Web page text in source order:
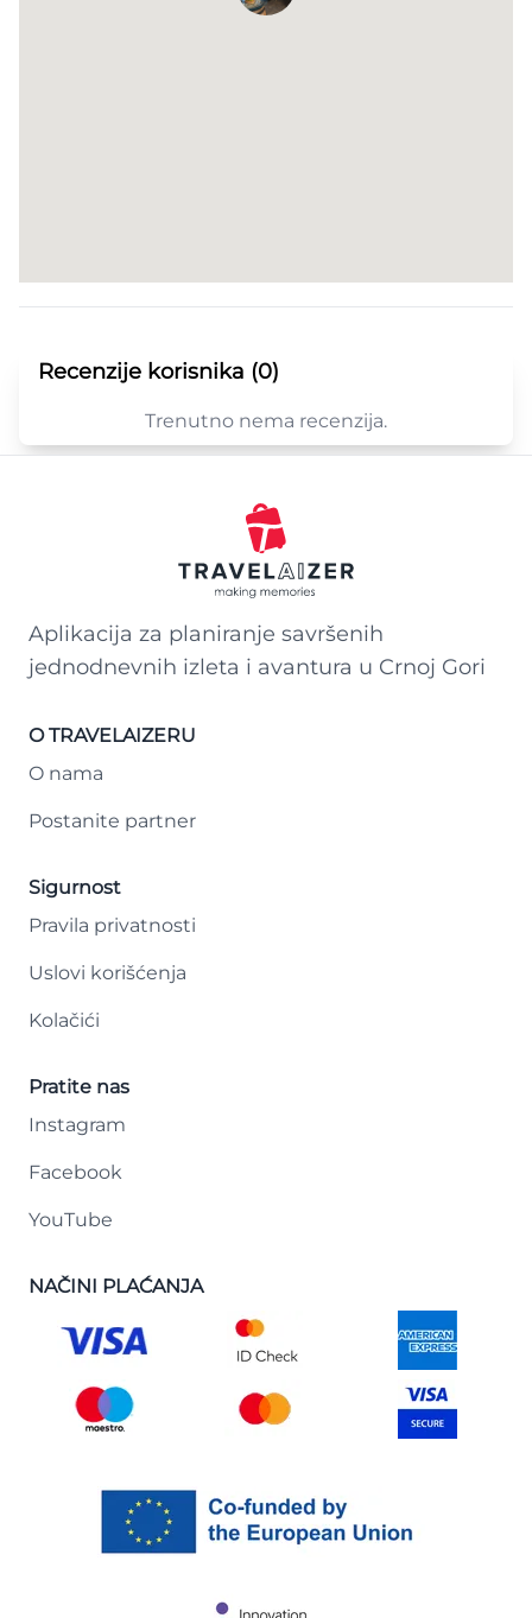
Recenzije korisnika (0)
Trenutno nema recenzija.
Aplikacija za planiranje savršenih
jednodnevnih izleta i avantura u Crnoj Gori
O TRAVELAIZERU
O nama
Postanite partner
Sigurnost
Pravila privatnosti
Uslovi korišćenja
Kolačići
Pratite nas
Instagram
Facebook
YouTube
NAČINI PLAĆANJA